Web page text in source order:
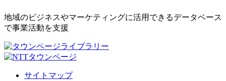
地域のビジネスやマーケティングに活用できるデータベース
で事業活動を支援
サイトマップ